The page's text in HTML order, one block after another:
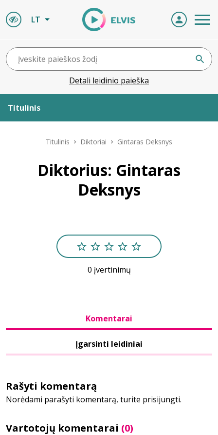
LT
Detali leidinio paieška
Titulinis
Leidiniai
Bibliotekoms
info@elvislab.lt
Titulinis Diktoriai Gintaras Deksnys
Diktorius: Gintaras
Deksnys
0 įvertinimų
Komentarai
Įgarsinti leidiniai
Vartotojų komentarai (0)
Rašyti komentarą
Norėdami parašyti komentarą, turite prisijungti.